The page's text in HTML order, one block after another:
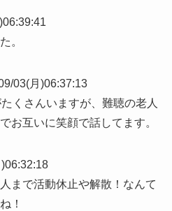
。
03(月)06:37:13
くさんいますが、難聴の老人
お互いに笑顔で話してます。
まで活動休止や解散！なんて
！